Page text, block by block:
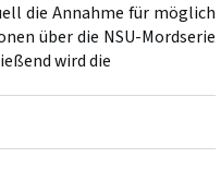
die Annahme für möglich
über die NSU-Mordserie
wird die